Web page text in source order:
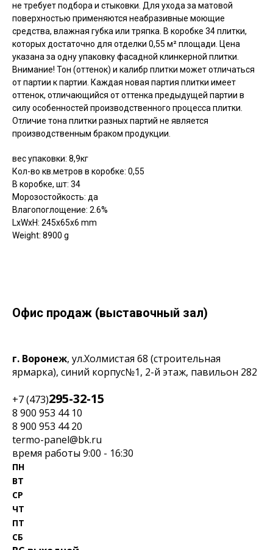
не требует подбора и стыковки. Для ухода за матовой
поверхностью применяются неабразивные моющие
средства, влажная губка или тряпка. В коробке 34 плитки,
которых достаточно для отделки 0,55 м² площади. Цена
указана за одну упаковку фасадной клинкерной плитки.
Внимание! Тон (оттенок) и калибр плитки может отличаться
от партии к партии. Каждая новая партия плитки имеет
оттенок, отличающийся от оттенка предыдущей партии в
силу особенностей производственного процесса плитки.
Отличие тона плитки разных партий не является
производственным браком продукции.
вес упаковки: 8,9кг
Кол-во кв.метров в коробке: 0,55
В коробке, шт: 34
Морозостойкость: да
Влагопоглощение: 2.6%
LxWxH: 245x65x6 mm
Weight: 8900 g
Офис продаж (выставочный зал)
г. Воронеж, ул.Холмистая 68 (строительная
ярмарка), синий корпус№1, 2-й этаж, павильон 282
+7 (473)295-32-15
8 900 953 44 10
‎8 900 953 44 20
termo-panel@bk.ru
время работы 9:00 - 16:30
ПН
ВТ
СР
ЧТ
ПТ
СБ